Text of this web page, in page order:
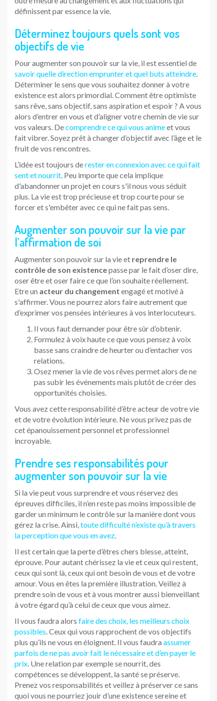
définissent par essence la vie.
Déterminez toujours quels sont vos
objectifs de vie
Pour augmenter son pouvoir sur la vie, il est essentiel de
savoir quelle direction emprunter et quel buts atteindre.
Déterminer le sens que vous souhaitez donner à votre
existence est alors primordial. Comment être optimiste
sans rêve, sans objectif, sans aspiration et espoir ? A vous
alors d’entrer en vous et d’aligner votre chemin de vie sur
vos valeurs. Decomprendre ce qui vous animeet vous
fait vibrer. Soyez prêt à changer d’objectif avec l’âge et le
fruit de vos rencontres.
L’idée est toujours derester en connexion avec ce qui fait
sent et nourrit. Peu importe que cela implique
d'abandonner un projet en cours s'il nous vous séduit
plus. La vie est trop précieuse et trop courte pour se
forcer et s'embêter avec ce qui ne fait pas sens.
Augmenter son pouvoir sur la vie par
l’affirmation de soi
Augmenter son pouvoir sur la vie et reprendre le
contrôle de son existencepasse par le fait d’oser dire,
oser être et oser faire ce que l’on souhaite réellement.
Etre un acteur du changement engagé et motivé à
s'affirmer. Vous ne pourrez alors faire autrement que
d’exprimer vos pensées intérieures à vos interlocuteurs.
Il vous faut demander pour être sûr d’obtenir.
Formulez à voix haute ce que vous pensez à voix
basse sans craindre de heurter ou d’entacher vos
relations.
Osez mener la vie de vos rêves permet alors de ne
pas subir les événements mais plutôt de créer des
opportunités choisies.
Vous avez cette responsabilité d’être acteur de votre vie
et de votre évolution intérieure. Ne vous privez pas de
cet épanouissement personnel et professionnel
incroyable.
Prendre ses responsabilités pour
augmenter son pouvoir sur la vie
Si la vie peut vous surprendre et vous réservez des
épreuves difficiles, il n’en reste pas moins impossible de
garder un minimum le contrôle sur la manière dont vous
gérez la crise. Ainsi,toute difficulté n’existe qu’à travers
la perception que vous en avez.
Il est certain que la perte d’êtres chers blesse, atteint,
éprouve. Pour autant chérissez la vie et ceux qui restent,
ceux qui sont là, ceux qui ont besoin de vous et de votre
amour. Vous en êtes la première illustration. Veillez à
prendre soin de vous et à vous montrer aussi bienveillant
à votre égard qu’à celui de ceux que vous aimez.
Il vous faudra alors faire des choix, les meilleurs choix
possibles. Ceux qui vous rapprochent de vos objectifs
plus qu’ils ne vous en éloignent. Il vous faudra assumer
parfois de ne pas avoir fait le nécessaire et d’en payer le
prix. Une relation par exemple se nourrit, des
compétences se développent, la santé se préserve.
Prenez vos responsabilités et veillez à préserver ce sans
quoi vous ne pourriez jouir d’une existence sereine et